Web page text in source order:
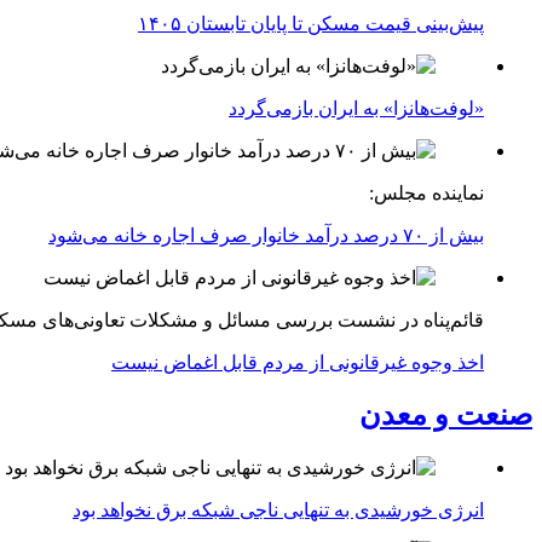
پیش‌بینی قیمت مسکن تا پایان تابستان ۱۴۰۵
«لوفت‌هانزا» به ایران بازمی‌گردد
نماینده مجلس:
بیش از ۷۰ درصد درآمد خانوار صرف اجاره خانه می‌شود
قائم‌پناه در نشست بررسی مسائل و مشکلات تعاونی‌های
اخذ وجوه غیرقانونی از مردم قابل اغماض نیست
صنعت و معدن
انرژی خورشیدی به تنهایی ناجی شبکه برق نخواهد بود